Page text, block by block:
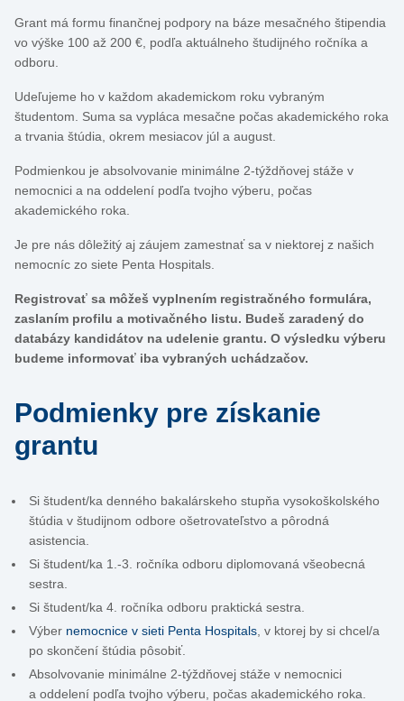
Grant má formu finančnej podpory na báze mesačného štipendia
vo výške 100 až 200 €, podľa aktuálneho študijného ročníka a
odboru.
Udeľujeme ho v každom akademickom roku vybraným
študentom. Suma sa vypláca mesačne počas akademického roka
a trvania štúdia, okrem mesiacov júl a august.
Podmienkou je absolvovanie minimálne 2-týždňovej stáže v
nemocnici a na oddelení podľa tvojho výberu, počas
akademického roka.
Je pre nás dôležitý aj záujem zamestnať sa v niektorej z našich
nemocníc zo siete Penta Hospitals.
Registrovať sa môžeš vyplnením registračného formulára,
zaslaním profilu a motivačného listu. Budeš zaradený do
databázy kandidátov na udelenie grantu. O výsledku výberu
budeme informovať iba vybraných uchádzačov.
Podmienky pre získanie
grantu
Si študent/ka denného bakalárskeho stupňa vysokoškolského
štúdia v študijnom odbore ošetrovateľstvo a pôrodná
asistencia.
Si študent/ka 1.-3. ročníka odboru diplomovaná všeobecná
sestra.
Si študent/ka 4. ročníka odboru praktická sestra.
Výber nemocnice v sieti Penta Hospitals, v ktorej by si chcel/a
po skončení štúdia pôsobiť.
Absolvovanie minimálne 2-týždňovej stáže v nemocnici
a oddelení podľa tvojho výberu, počas akademického roka.